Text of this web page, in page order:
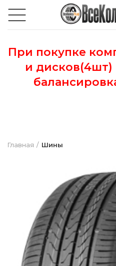
При покупке
и дисков(4шт)
Главная Шины